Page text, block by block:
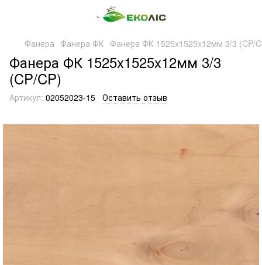
Фанера Фанера ФК Фанера ФК 1525x1525x12мм 3/3 (CP/
Фанера ФК 1525x1525x12мм 3/3
(CP/CP)
Артикул: 02052023-15 Оставить отзыв